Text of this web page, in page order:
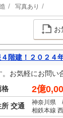
写真あり
お
階建！２０２４
お気軽にお問い
格
2億
所 交通
神奈川県
相鉄本線